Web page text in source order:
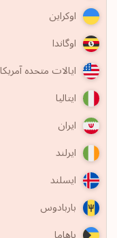
اوکراین
اوگاندا
ایالات متحده آمریکا
ایتالیا
ایران
ایرلند
ایسلند
باربادوس